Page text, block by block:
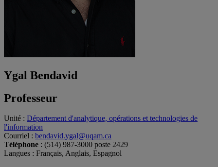
Ygal Bendavid
Professeur
Unité : Département d'analytique, opérations et technologies de
l'information
Courriel : bendavid.ygal@uqam.ca
Téléphone : (514) 987-3000 poste 2429
Langues : Français, Anglais, Espagnol